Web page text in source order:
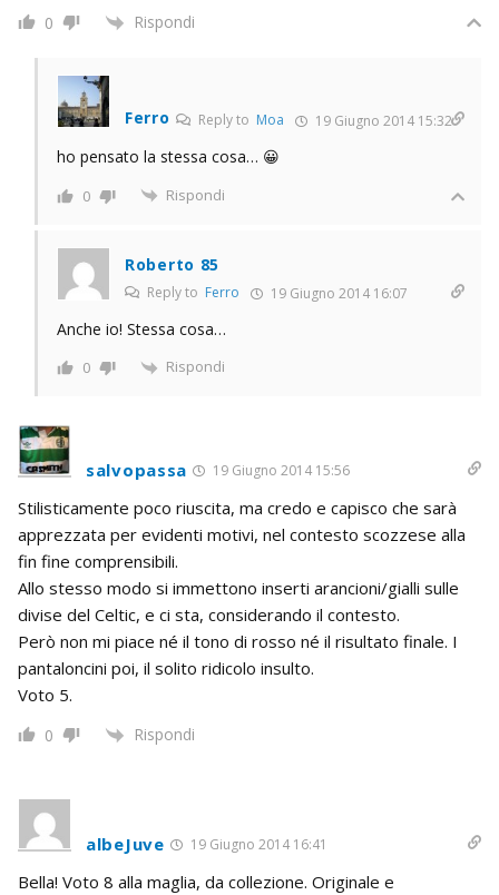
0 Rispondi
Ferro Reply to Moa 19 Giugno 2014 15:32
ho pensato la stessa cosa… 😀
0 Rispondi
Roberto 85
Reply to Ferro 19 Giugno 2014 16:07
Anche io! Stessa cosa…
0 Rispondi
salvopassa 19 Giugno 2014 15:56
Stilisticamente poco riuscita, ma credo e capisco che sarà
apprezzata per evidenti motivi, nel contesto scozzese alla
fin fine comprensibili.
Allo stesso modo si immettono inserti arancioni/gialli sulle
divise del Celtic, e ci sta, considerando il contesto.
Però non mi piace né il tono di rosso né il risultato finale. I
pantaloncini poi, il solito ridicolo insulto.
Voto 5.
0 Rispondi
albeJuve 19 Giugno 2014 16:41
Bella! Voto 8 alla maglia, da collezione. Originale e